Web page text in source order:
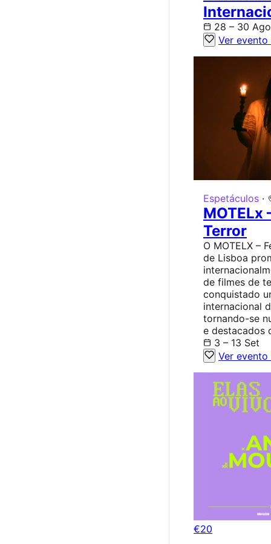
28 – 30 Ago
Ver
Espetáculos ·
MOTELx
Terror
O MOTELX –
de Lisboa
de filmes de
conquistado
internacional
tornando-se
e destacados
3 – 13 Set
Ver
€20